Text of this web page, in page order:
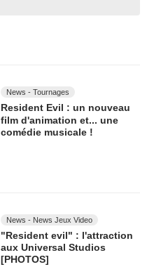
News - Tournages
Resident Evil : un nouveau
film d'animation et... une
comédie musicale !
News - News Jeux Video
"Resident evil" : l'attraction
aux Universal Studios
[PHOTOS]